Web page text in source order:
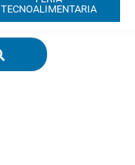
TECNOALIMENTARIA